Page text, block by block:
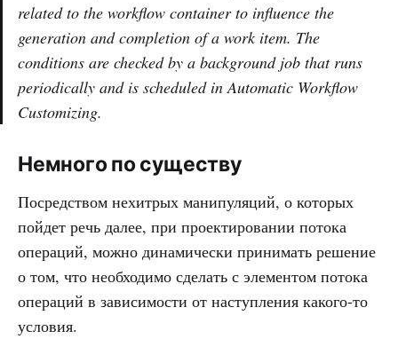
related to the workflow container to influence the
generation and completion of a work item. The
conditions are checked by a background job that runs
periodically and is scheduled in Automatic Workflow
Customizing.
Немного по существу
Посредством нехитрых манипуляций, о которых
пойдет речь далее, при проектировании потока
операций, можно динамически принимать решение
о том, что необходимо сделать с элементом потока
операций в зависимости от наступления какого-то
условия.